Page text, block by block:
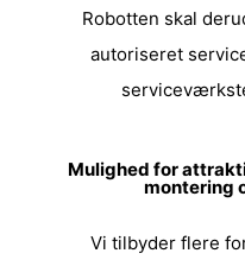
Robotten skal
autoriseret
Mulighed for
montering
Vi tilbyder flere